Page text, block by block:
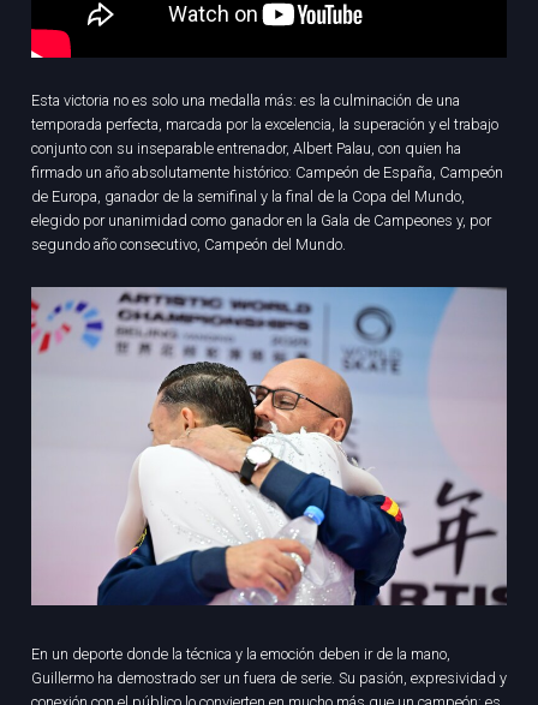
Esta victoria no es solo una medalla más: es la culminación de una
temporada perfecta, marcada por la excelencia, la superación y el trabajo
conjunto con su inseparable entrenador, Albert Palau, con quien ha
firmado un año absolutamente histórico: Campeón de España, Campeón
de Europa, ganador de la semifinal y la final de la Copa del Mundo,
elegido por unanimidad como ganador en la Gala de Campeones y, por
segundo año consecutivo, Campeón del Mundo.
En un deporte donde la técnica y la emoción deben ir de la mano,
Guillermo ha demostrado ser un fuera de serie. Su pasión, expresividad y